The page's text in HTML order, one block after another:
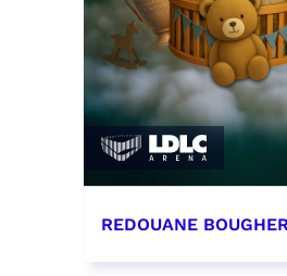
REDOUANE